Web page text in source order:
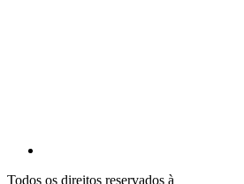
Todos os direitos reservados à